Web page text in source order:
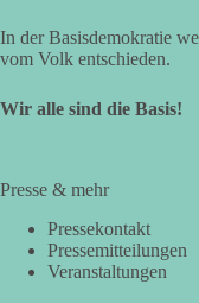
In der Basisdemokratie
vom Volk entschieden.
Wir alle sind die Basis!
Presse & mehr
Pressekontakt
Pressemitteilungen
Veranstaltungen